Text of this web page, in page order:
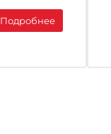
Подробнее